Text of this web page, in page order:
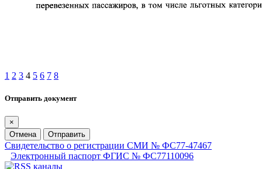
1 2 3 4 5 6 7 8
Отправить документ
×
Отмена
Отправить
Свидетельство о регистрации СМИ № ФС77-47467
Электронный паспорт ФГИС № ФС77110096